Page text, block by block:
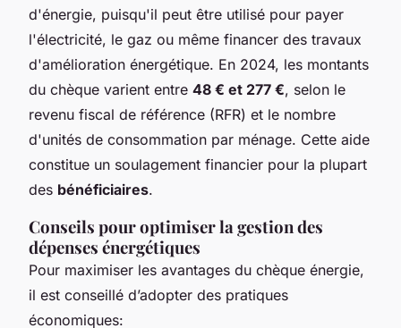
d'énergie, puisqu'il peut être utilisé pour payer
l'électricité, le gaz ou même financer des travaux
d'amélioration énergétique. En 2024, les montants
du chèque varient entre 48 € et 277 €, selon le
revenu fiscal de référence (RFR) et le nombre
d'unités de consommation par ménage. Cette aide
constitue un soulagement financier pour la plupart
des bénéficiaires.
Conseils pour optimiser la gestion des
dépenses énergétiques
Pour maximiser les avantages du chèque énergie,
il est conseillé d’adopter des pratiques
économiques: